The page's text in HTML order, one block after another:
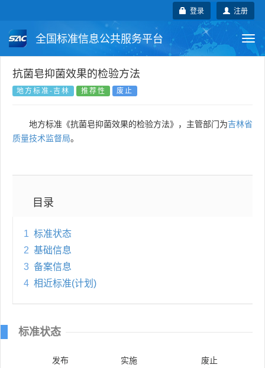
注册
登录
全国标准信息公共服务平台
国家标准 行业标准
国外标准 技术委员会
抗菌皂抑菌效果的检验方法
地方标准-吉林 推荐性 废止
地方标准《抗菌皂抑菌效果的检验方法》，主管部门为吉林省
质量技术监督局。
目录
1 标准状态
2 基础信息
3 备案信息
4 相近标准(计划)
标准状态
发布 实施 废止